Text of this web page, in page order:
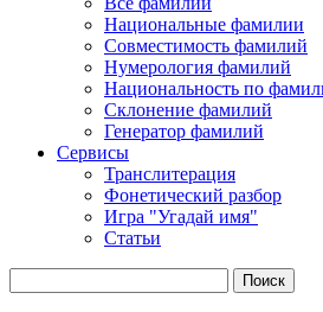
Национальные фамилии
Совместимость фамилий
Нумерология фамилий
Национальность по
Склонение фамилий
Генератор фамилий
Сервисы
Транслитерация
Фонетический разбор
Игра "Угадай имя"
Статьи
Поиск